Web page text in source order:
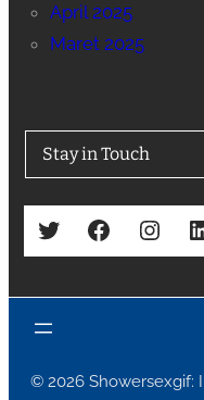
April 2025
Maret 2025
Stay in Touch
Twitter Facebook Instagram LinkedIn
© 2026 Showersexgif: